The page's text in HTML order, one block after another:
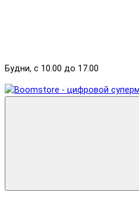
Будни, с 10.00 до 17.00